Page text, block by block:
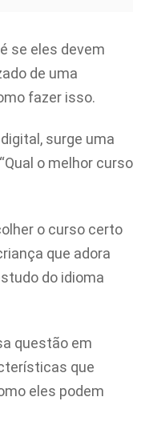
se eles devem
de uma
fazer isso.
surge uma
o melhor curso
o curso certo
que adora
do idioma
questão em
que
eles podem